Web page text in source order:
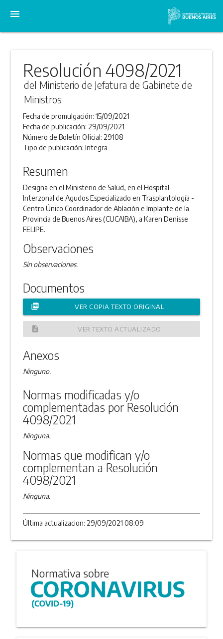
menu
Resolución 4098/2021
del Ministerio de Jefatura de Gabinete de
Ministros
Fecha de promulgación:15/09/2021
Fecha de publicación: 29/09/2021
Número de Boletín Oficial: 29108
Tipo de publicación:Integra
Resumen
Designa en el Ministerio de Salud, en el Hospital
Interzonal de Agudos Especializado en Trasplantología -
Centro Único Coordinador de Ablación e Implante de la
Provincia de Buenos Aires (CUCAIBA), a Karen Denisse
FELIPE.
Observaciones
Sin observaciones.
Documentos
picture_as_pdf VER COPIA TEXTO ORIGINAL
description VER TEXTO ACTUALIZADO
Anexos
Ninguno.
Normas modificadas y/o
complementadas por Resolución
4098/2021
Ninguna.
Normas que modifican y/o
complementan a Resolución
4098/2021
Ninguna.
Última actualizacion: 29/09/2021 08:09